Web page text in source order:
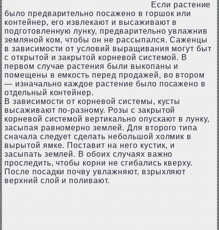
Если растение
было предварительно посажено в горшок или
контейнер, его извлекают и высаживают в
подготовленную лунку, предварительно увлажнив
земляной ком, чтобы он не рассыпался. Саженцы
в зависимости от условий выращивания могут быт
с открытой и закрытой корневой системой. В
первом случае растения были выкопаны и
помещены в емкость перед продажей, во втором
— изначально каждое растение было посажено в
отдельный контейнер.
В зависимости от корневой системы, кусты
высаживают по-разному. Розы с закрытой
корневой системой вертикально опускают в лунку,
засыпая равномерно землей. Для второго типа
сначала следует сделать небольшой холмик в
вырытой ямке. Поставит на него кустик, и
засыпать землей. В обоих случаях важно
проследить, чтобы корни не сгибались кверху.
После посадки почву увлажняют, взрыхляют
верхний слой и поливают.